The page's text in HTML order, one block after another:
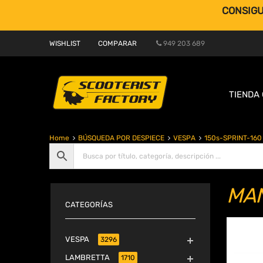
WISHLIST COMPARAR 949 203 689
TIENDA
Home BÚSQUEDA POR DESPIECE VESPA 150s-SPRINT-160
CATEGORÍAS
VESPA 3296
LAMBRETTA 1710